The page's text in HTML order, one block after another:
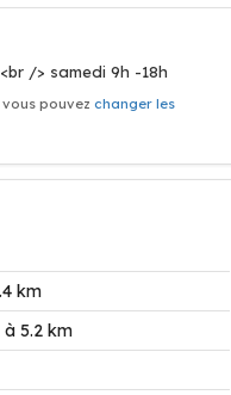
/> samedi 9h -18h
pouvez changer les
km
5.2 km